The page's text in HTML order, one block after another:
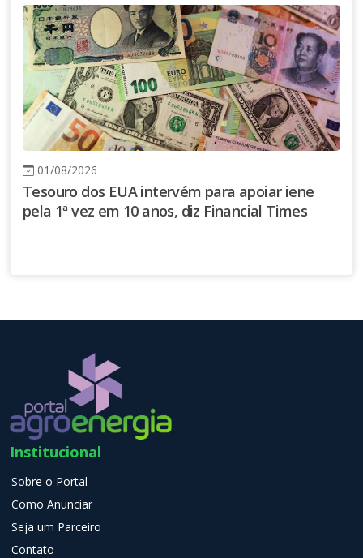
01/08/2026
Tesouro dos EUA intervém para apoiar iene
pela 1ª vez em 10 anos, diz Financial Times
Institucional
Sobre o Portal
Como Anunciar
Seja um Parceiro
Contato